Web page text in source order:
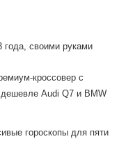
года, своими руками
кроссовер с
Audi Q7 и BMW
гороскопы для пяти